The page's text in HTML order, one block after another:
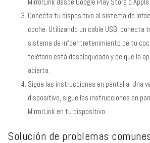
Conecta tu dispositivo al sistema de
coche. Utilizando un cable USB, conecta
sistema de infoentretenimiento de tu
teléfono está desbloqueado y de que la
abierta.
Sigue las instrucciones en pantalla. Una
dispositivo, sigue las instrucciones en
MirrorLink en tu dispositivo.
Solución de problemas